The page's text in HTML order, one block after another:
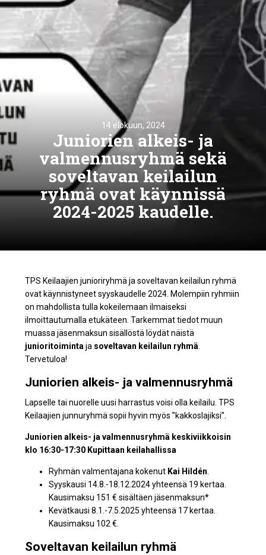
14 elokuun, 2024
Juniorien alkeis- ja
valmennusryhmä sekä
soveltavan keilailun
ryhmä ovat käynnissä
2024-2025 kaudelle.
TPS Keilaajien junioriryhmä ja soveltavan keilailun ryhmä
ovat käynnistyneet syyskaudelle 2024. Molempiin ryhmiin
on mahdollista tulla kokeilemaan ilmaiseksi
ilmoittautumalla etukäteen. Tarkemmat tiedot muun
muassa jäsenmaksun sisällöstä löydät näistä
junioritoiminta ja soveltavan keilailun ryhmä
Tervetuloa!
Juniorien alkeis- ja valmennusryhmä
Lapselle tai nuorelle uusi harrastus voisi olla keilailu. TPS
Keilaajien junnuryhmä sopii hyvin myös ”kakkoslajiksi”.
Juniorien alkeis- ja valmennusryhmä keskiviikkoisin
klo 16:30-17:30 Kupittaan keilahallissa
Ryhmän valmentajana kokenut Kai Hildén
Syyskausi 14.8.-18.12.2024 yhteensä 19 kertaa.
Kausimaksu 151 € sisältäen jäsenmaksun*
Kevätkausi 8.1.-7.5.2025 yhteensä 17 kertaa.
Kausimaksu 102 €.
Soveltavan keilailun ryhmä